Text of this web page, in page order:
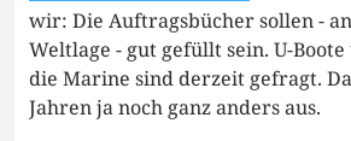
wir: Die Auftragsbücher sollen -
Weltlage - gut gefüllt sein. U-
die Marine sind derzeit gefragt.
Jahren ja noch ganz anders aus.